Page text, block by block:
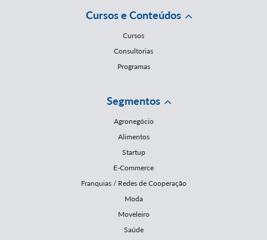
Cursos e Conteúdos
Cursos
Consultorias
Programas
Segmentos
Agronegócio
Alimentos
Startup
E-Commerce
Franquias / Redes de Cooperação
Moda
Moveleiro
Saúde